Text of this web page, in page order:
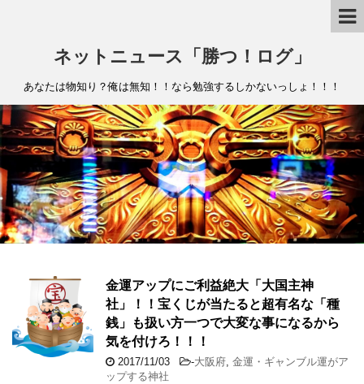
ネットニュース「勝つ！ログ」
あなたは物知り？俺は無知！！なら勉強するしかないっしょ！！！
金運アップにご利益絶大「大国主神
社」！！宝くじが当たると超有名な「種
銭」も扱い方一つで大変な事になるから
気を付けろ！！！
2017/11/03 -大阪府, 金運・ギャンブル運がア
ップする神社